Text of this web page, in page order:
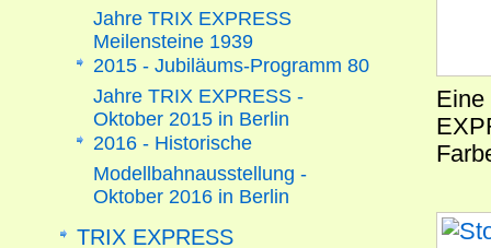
Eine
Jahre TRIX EXPRESS
Meilensteine 1939
2015 - Jubiläums-Programm 80
Jahre TRIX EXPRESS -
Oktober 2015 in Berlin
2016 - Historische
Modellbahnausstellung -
Oktober 2016 in Berlin
TRIX EXPRESS